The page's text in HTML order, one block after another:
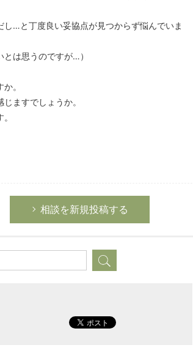
…と丁度良い妥協点が見つからず悩んでいま
とは思うのですが…）
。
ますでしょうか。
相談を新規投稿する